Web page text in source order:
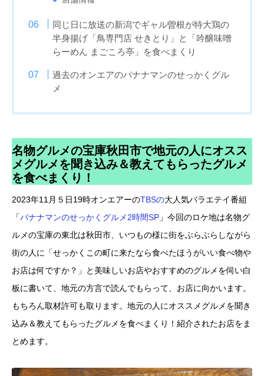
同じ日に放送の新潟でギャル曽根が特大鶏の
半身揚げ「鳥専門店 せきとり」と「吟醸味噌
らーめん まごころ亭」を食べまくり
過去のオンエアのバナナマンのせっかくグル
メ
名物グルメの宝庫秋田市で地元の人にオスス
メグルメを聞き込み＆教えてもらったグルメ
を食べまくり！
2023年11月５日19時オンエアーのTBSの大人気バラエテイ番組
「バナナマンのせっかくグルメ2時間SP 」今回のロケ地は名物グ
ルメの宝庫の東北は秋田市、いつもの様に街をぶらぶらしながら
街の人に「せっかくこの町に来たなら食べたほうがいい食べ物や
お店は何ですか？」と美味しいお店やおすすめのグルメを伺い白
板に書いて、地元の方言で読んでもらって、お店に向かいます。
もちろん取材許可も取ります。地元の人にオススメグルメを聞き
込み＆教えてもらったグルメを食べまくり！紹介されたお店をま
とめます。